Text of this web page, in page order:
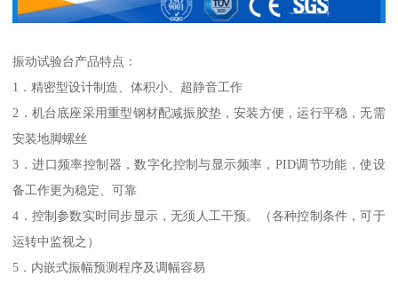
振动试验台产品特点：
1．精密型设计制造、体积小、超静音工作
2．机台底座采用重型钢材配减振胶垫，安装方便，运行平稳，无需
安装地脚螺丝
3．进口频率控制器，数字化控制与显示频率，PID调节功能，使设
备工作更为稳定、可靠
4．控制参数实时同步显示，无须人工干预。（各种控制条件，可于
运转中监视之）
5．内嵌式振幅预测程序及调幅容易